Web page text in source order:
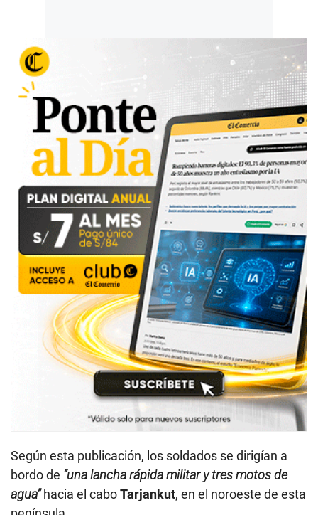
Según esta publicación, los soldados se dirigían a
bordo de “una lancha rápida militar y tres motos de
agua”hacia el caboTarjankut, en el noroeste de esta